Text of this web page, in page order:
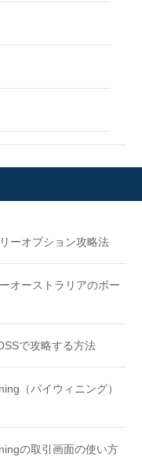
ーオプション攻略法
オーストラリアのボー
で攻略する方法
（バイウィニング）
の取引画面の使い方